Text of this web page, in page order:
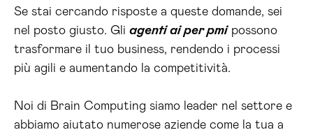
Se stai cercando risposte a queste domande, sei
nel posto giusto. Gli agenti ai per pmipossono
trasformare il tuo business, rendendo i processi
più agili e aumentando la competitività.
Noi di Brain Computing siamo leader nel settore e
abbiamo aiutato numerose aziende come la tua a